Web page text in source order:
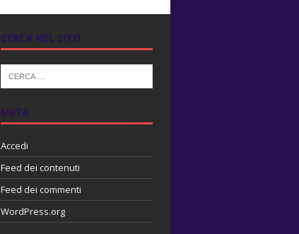
CERCA NEL SITO
META
Accedi
Feed dei contenuti
Feed dei commenti
WordPress.org